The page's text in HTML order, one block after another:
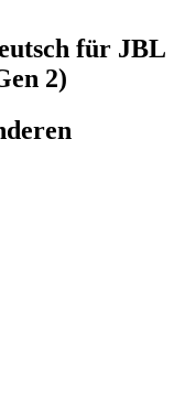
für JBL
2)